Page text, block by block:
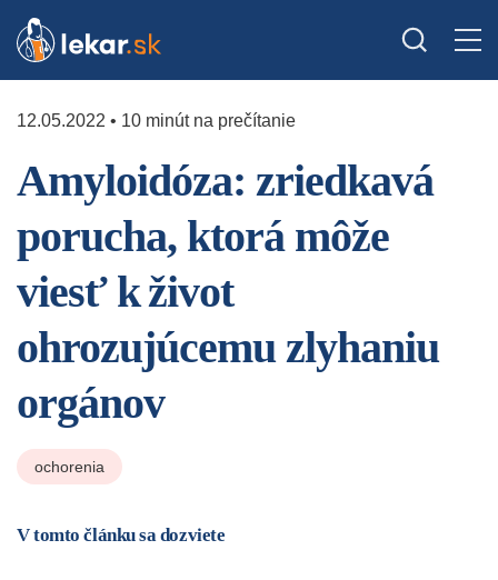
12.05.2022 • 10 minút na prečítanie
Amyloidóza: zriedkavá
porucha, ktorá môže
viesť k život
ohrozujúcemu zlyhaniu
orgánov
ochorenia
V tomto článku sa dozviete